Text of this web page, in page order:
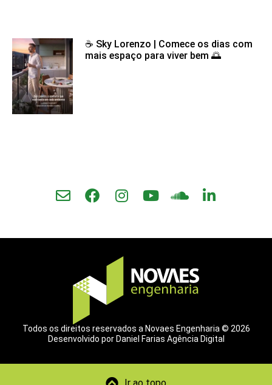
☕ Sky Lorenzo | Comece os dias com
mais espaço para viver bem 🌅
Todos os direitos reservados a Novaes Engenharia © 2026
Desenvolvido por Daniel Farias Agência Digital